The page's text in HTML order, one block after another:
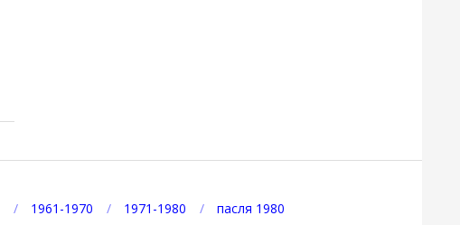
1961-1970 1971-1980 пасля 1980